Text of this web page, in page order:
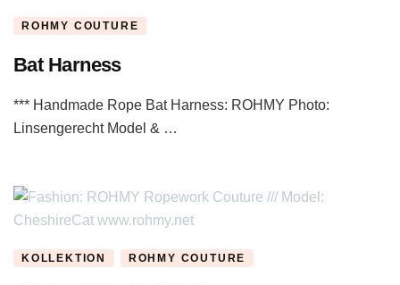
ROHMY COUTURE
Bat Harness
*** Handmade Rope Bat Harness: ROHMY Photo:
Linsengerecht Model & …
KOLLEKTION ROHMY COUTURE